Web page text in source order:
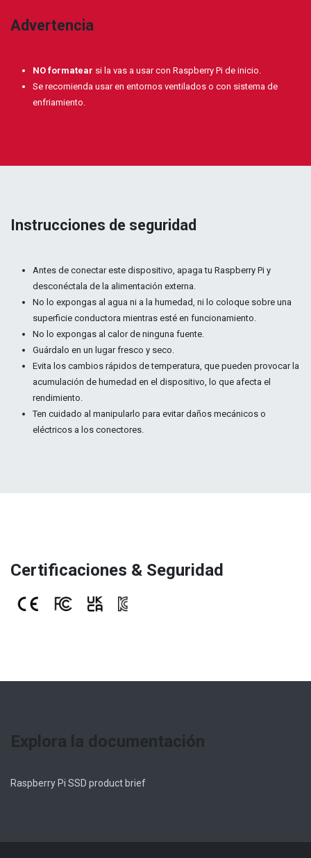
Advertencia
NO formatear si la vas a usar con Raspberry Pi de inicio.
Se recomienda usar en entornos ventilados o con sistema de
enfriamiento.
Instrucciones de seguridad
Antes de conectar este dispositivo, apaga tu Raspberry Pi y
desconéctala de la alimentación externa.
No lo expongas al agua ni a la humedad, ni lo coloque sobre una
superficie conductora mientras esté en funcionamiento.
No lo expongas al calor de ninguna fuente.
Guárdalo en un lugar fresco y seco.
Evita los cambios rápidos de temperatura, que pueden provocar la
acumulación de humedad en el dispositivo, lo que afecta el
rendimiento.
Ten cuidado al manipularlo para evitar daños mecánicos o
eléctricos a los conectores.
Certificaciones & Seguridad
Explora la documentación
Raspberry Pi SSD product brief